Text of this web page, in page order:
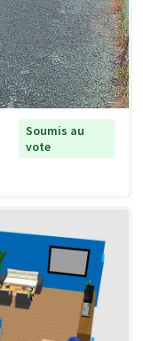
Soumis au
vote